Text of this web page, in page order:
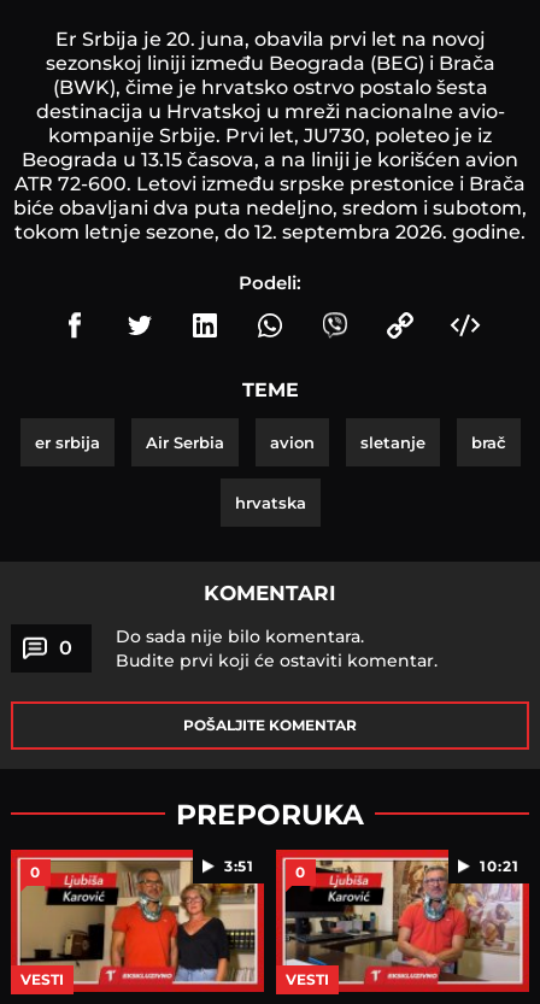
Er Srbija je 20. juna, obavila prvi let na novoj
sezonskoj liniji između Beograda (BEG) i Brača
(BWK), čime je hrvatsko ostrvo postalo šesta
destinacija u Hrvatskoj u mreži nacionalne avio-
kompanije Srbije. Prvi let, JU730, poleteo je iz
Beograda u 13.15 časova, a na liniji je korišćen avion
ATR 72-600. Letovi između srpske prestonice i Brača
biće obavljani dva puta nedeljno, sredom i subotom,
tokom letnje sezone, do 12. septembra 2026. godine.
Podeli:
TEME
er srbija Air Serbia avion sletanje brač
hrvatska
KOMENTARI
0
Do sada nije bilo komentara.
Budite prvi koji će ostaviti komentar.
POŠALJITE KOMENTAR
PREPORUKA
3:51
0
VESTI
10:21
0
VESTI